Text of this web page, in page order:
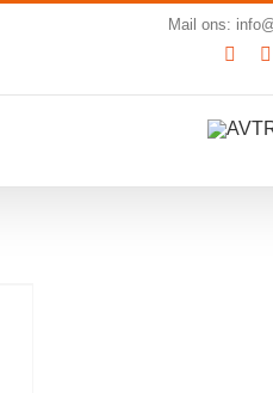
Mail ons: